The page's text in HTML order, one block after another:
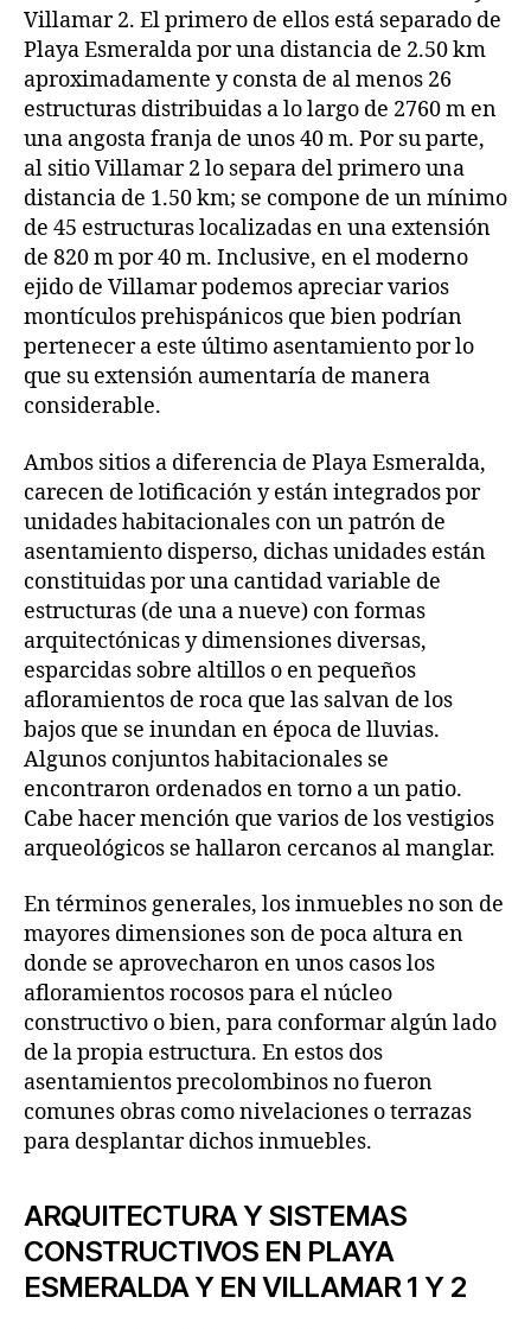
Villamar 2. El primero de ellos está separado de
Playa Esmeralda por una distancia de 2.50 km
aproximadamente y consta de al menos 26
estructuras distribuidas a lo largo de 2760 m en
una angosta franja de unos 40 m. Por su parte,
al sitio Villamar 2 lo separa del primero una
distancia de 1.50 km; se compone de un mínimo
de 45 estructuras localizadas en una extensión
de 820 m por 40 m. Inclusive, en el moderno
ejido de Villamar podemos apreciar varios
montículos prehispánicos que bien podrían
pertenecer a este último asentamiento por lo
que su extensión aumentaría de manera
considerable.
Ambos sitios a diferencia de Playa Esmeralda,
carecen de lotificación y están integrados por
unidades habitacionales con un patrón de
asentamiento disperso, dichas unidades están
constituidas por una cantidad variable de
estructuras (de una a nueve) con formas
arquitectónicas y dimensiones diversas,
esparcidas sobre altillos o en pequeños
afloramientos de roca que las salvan de los
bajos que se inundan en época de lluvias.
Algunos conjuntos habitacionales se
encontraron ordenados en torno a un patio.
Cabe hacer mención que varios de los vestigios
arqueológicos se hallaron cercanos al manglar.
En términos generales, los inmuebles no son de
mayores dimensiones son de poca altura en
donde se aprovecharon en unos casos los
afloramientos rocosos para el núcleo
constructivo o bien, para conformar algún lado
de la propia estructura. En estos dos
asentamientos precolombinos no fueron
comunes obras como nivelaciones o terrazas
para desplantar dichos inmuebles.
ARQUITECTURA Y SISTEMAS
CONSTRUCTIVOS EN PLAYA
ESMERALDA Y EN VILLAMAR 1 Y 2